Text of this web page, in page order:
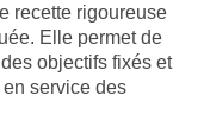
recette rigoureuse
Elle permet de
objectifs fixés et
service des